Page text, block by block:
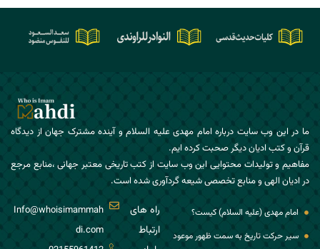
ما در این وب سایت درباره امام مهدی علیه السلام و آینده مشترک جهان از دیدگاه
قرآن و کتب ادیان دیگر صحبت کرده ایم.
مفاهیم و تولیدات محتوایی این وب سایت از کتب تاریخی معتبر جهانی ،منابع مرجع
در ادیان الهی و منابع تخصصی شیعه گردآوری شده است.
امام مهدی (علیه السلام) کیست؟
سیر حرکت تاریخ به سمت ظهور موعود
راه های
ارتباط
Info@whoisimammah
di.com